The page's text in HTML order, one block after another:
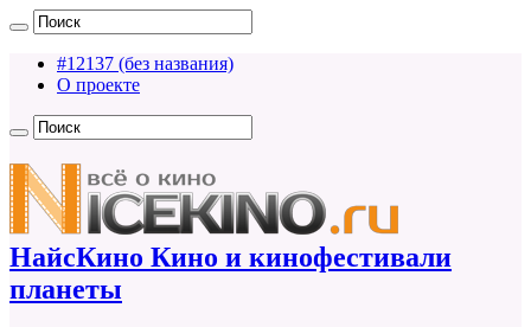
#12137 (без названия)
О проекте
НайсКино Кино и кинофестивали
планеты